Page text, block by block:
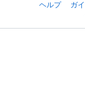
ヘルプ
ガ